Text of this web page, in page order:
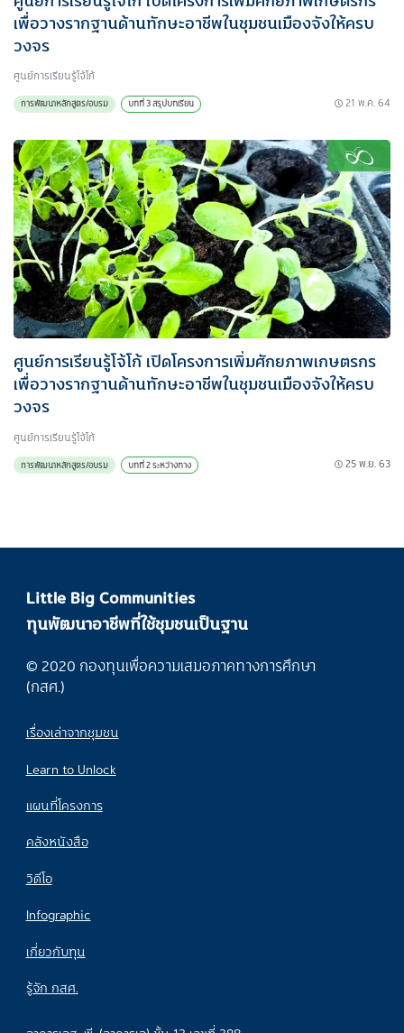
เพื่อวางรากฐานด้านทักษะอาชีพในชุมชนเมืองจังให้ครบ
วงจร
ศูนย์การเรียนรู้โจ้โก้
การพัฒนาหลักสูตร/อบรม บทที่ 3 สรุปบทเรียน 21 พ.ค. 64
ศูนย์การเรียนรู้โจ้โก้ เปิดโครงการเพิ่มศักยภาพเกษตรกร
เพื่อวางรากฐานด้านทักษะอาชีพในชุมชนเมืองจังให้ครบ
วงจร
ศูนย์การเรียนรู้โจ้โก้
การพัฒนาหลักสูตร/อบรม บทที่ 2 ระหว่างทาง 25 พ.ย. 63
Little Big Communities
ทุนพัฒนาอาชีพที่ใช้ชุมชนเป็นฐาน
© 2020 กองทุนเพื่อความเสมอภาคทางการศึกษา
(กสศ.)
เรื่องเล่าจากชุมชน
Learn to Unlock
แผนที่โครงการ
คลังหนังสือ
วิดีโอ
Infographic
เกี่ยวกับทุน
รู้จัก กสศ.